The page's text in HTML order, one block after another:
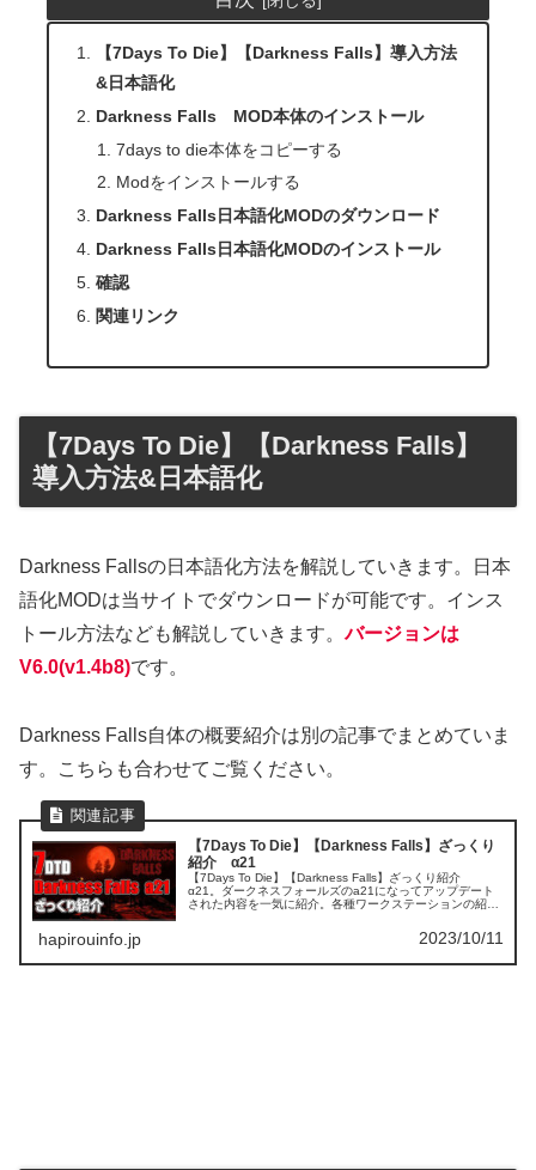
【7Days To Die】【Darkness Falls】導入方法
&日本語化
Darkness Falls MOD本体のインストール
7days to die本体をコピーする
Modをインストールする
Darkness Falls日本語化MODのダウンロード
Darkness Falls日本語化MODのインストール
確認
関連リンク
【7Days To Die】【Darkness Falls】
導入方法&日本語化
Darkness Fallsの日本語化方法を解説していきます。日本
語化MODは当サイトでダウンロードが可能です。インス
トール方法なども解説していきます。バージョンは
V6.0(v1.4b8)です。
Darkness Falls自体の概要紹介は別の記事でまとめていま
す。こちらも合わせてご覧ください。
【7Days To Die】【Darkness Falls】ざっくり
紹介 α21
【7Days To Die】【Darkness Falls】ざっくり紹介
α21。ダークネスフォールズのa21になってアップデート
された内容を一気に紹介。各種ワークステーションの紹介
hapirouinfo.jp 2023/10/11